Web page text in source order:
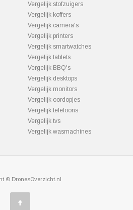
Vergelijk stofzuigers
Vergelijk koffers
Vergelijk camera's
Vergelijk printers
Vergelijk smartwatches
Vergelijk tablets
Vergelijk BBQ's
Vergelijk desktops
Vergelijk monitors
Vergelijk oordopjes
Vergelijk telefoons
Vergelijk tvs
Vergelijk wasmachines
© DronesOverzicht.nl